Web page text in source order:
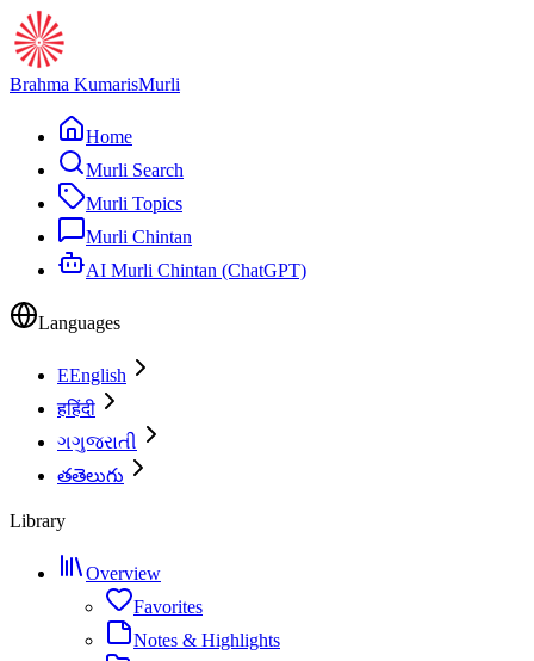
Brahma KumarisMurli
Home
Murli Search
Murli Topics
Murli Chintan
AI Murli Chintan (ChatGPT)
Languages
EEnglish
हहिंदी
ગગુજરાતી
తతెలుగు
Library
Overview
Favorites
Notes & Highlights